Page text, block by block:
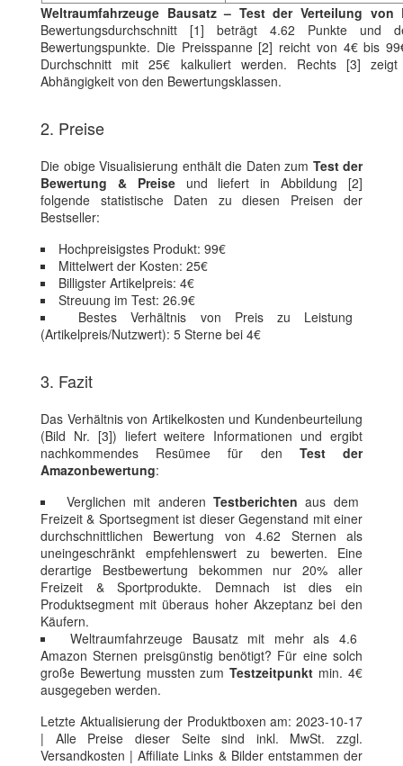
Weltraumfahrzeuge Bausatz – Test der Verteilung von
Bewertungsdurchschnitt [1] beträgt 4.62 Punkte
Bewertungspunkte. Die Preisspanne [2] reicht von 4€ bis
Durchschnitt mit 25€ kalkuliert werden. Rechts [3]
Abhängigkeit von den Bewertungsklassen.
2. Preise
Die obige Visualisierung enthält die Daten zum Test der
Bewertung & Preiseund liefert in Abbildung [2]
folgende statistische Daten zu diesen Preisen der
Bestseller:
Hochpreisigstes Produkt: 99€
Mittelwert der Kosten: 25€
Billigster Artikelpreis: 4€
Streuung im Test: 26.9€
Bestes Verhältnis von Preis zu Leistung
(Artikelpreis/Nutzwert): 5 Sterne bei 4€
3. Fazit
Das Verhältnis von Artikelkosten und Kundenbeurteilung
(Bild Nr. [3]) liefert weitere Informationen und ergibt
nachkommendes Resümee für den Test der
Amazonbewertung:
Verglichen mit anderen Testberichten aus dem
Freizeit & Sportsegment ist dieser Gegenstand mit einer
durchschnittlichen Bewertung von 4.62 Sternen als
uneingeschränkt empfehlenswert zu bewerten. Eine
derartige Bestbewertung bekommen nur 20% aller
Freizeit & Sportprodukte. Demnach ist dies ein
Produktsegment mit überaus hoher Akzeptanz bei den
Käufern.
Weltraumfahrzeuge Bausatz mit mehr als 4.6
Amazon Sternen preisgünstig benötigt? Für eine solch
große Bewertung mussten zumTestzeitpunkt min. 4€
ausgegeben werden.
Letzte Aktualisierung der Produktboxen am: 2023-10-17
| Alle Preise dieser Seite sind inkl. MwSt. zzgl.
Versandkosten | Affiliate Links & Bilder entstammen der